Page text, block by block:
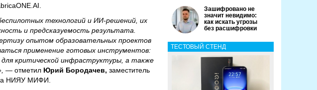
технологий и ИИ-решений, их
и предсказуемость результата.
опытом образовательных проектов
применение готовых инструментов:
критической инфраструктуры, а также
— отметил Юрий Бородачев, заместитель
НИЯУ МИФИ.
Зашифровано не
значит невидимо:
как искать угрозы
без расшифровки
ТЕСТОВЫЙ СТЕНД